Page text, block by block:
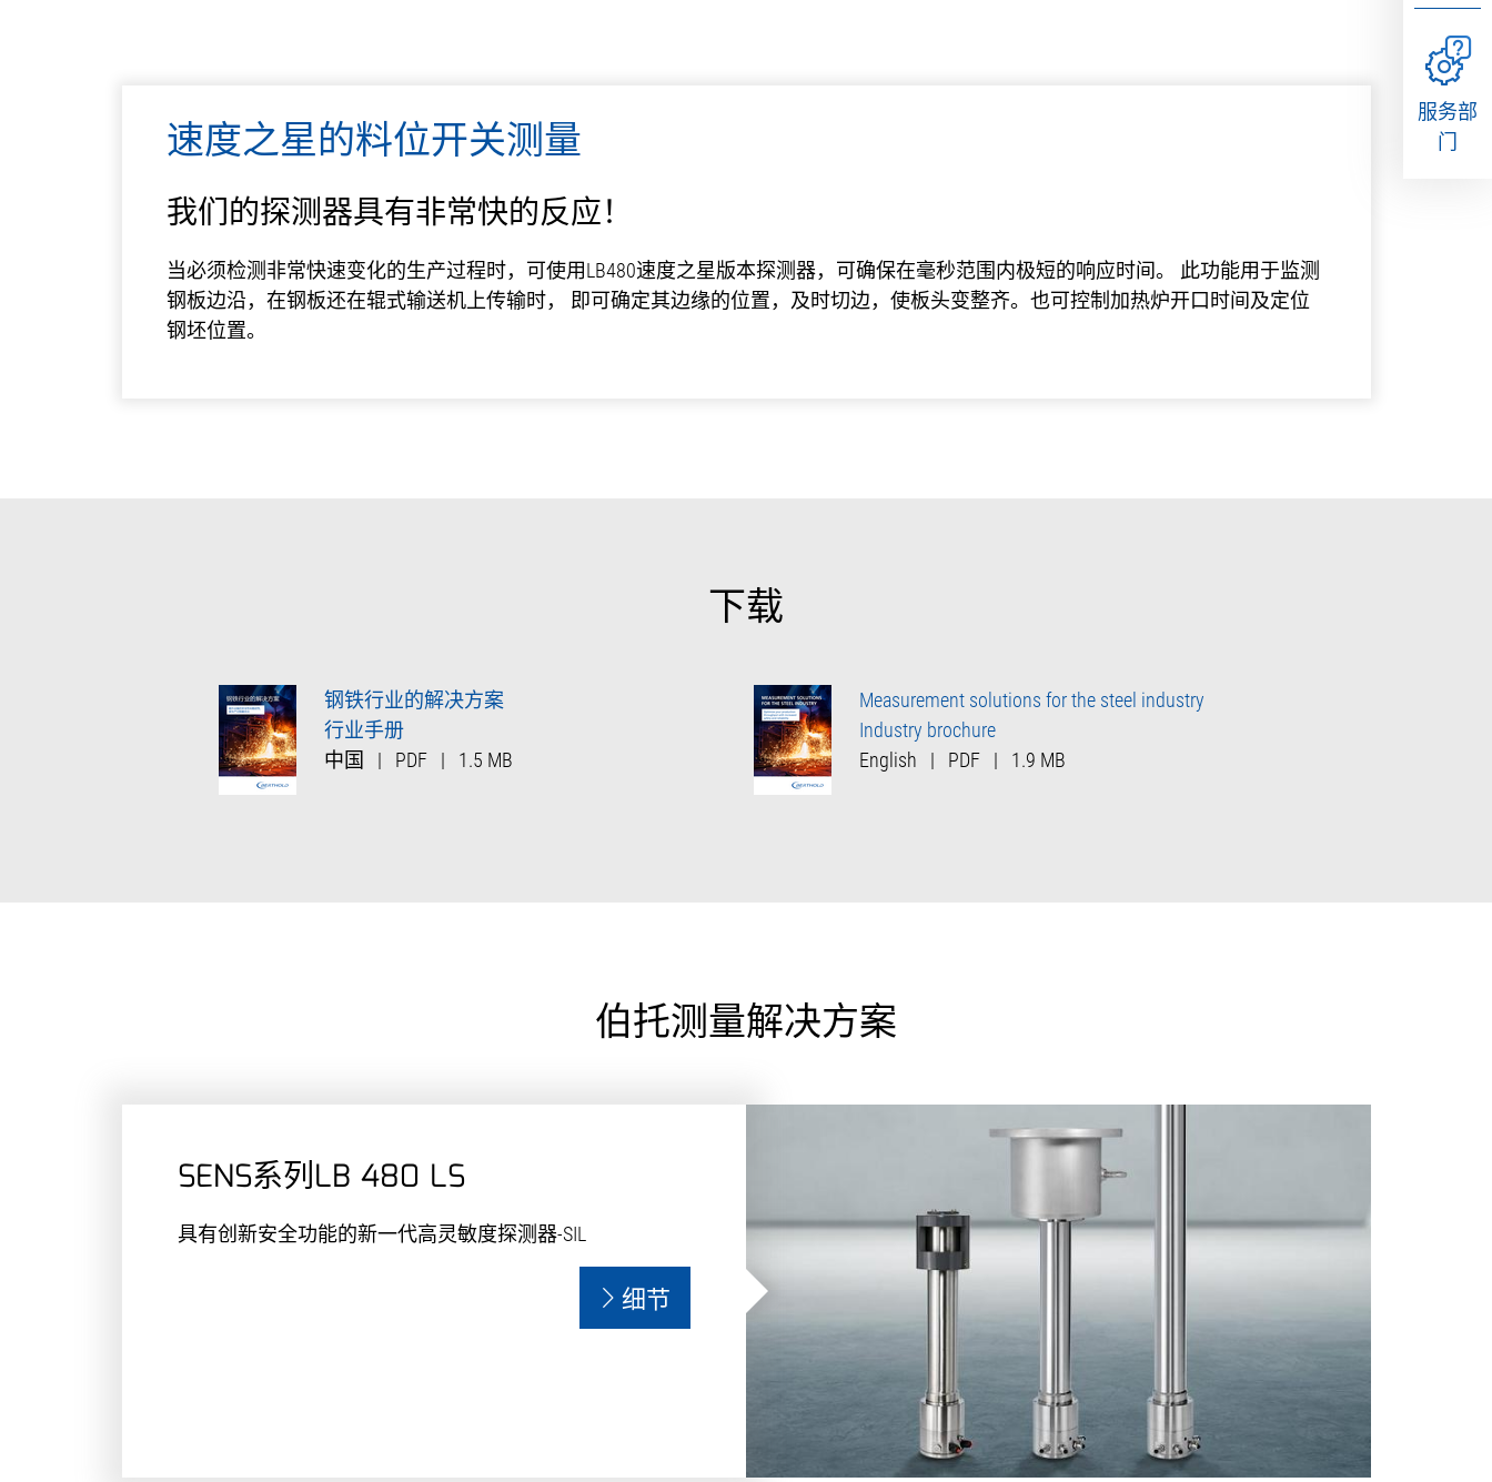
速度之星的料位开关测量
我们的探测器具有非常快的反应！
当必须检测非常快速变化的生产过程时，可使用LB480速度之星版本探测器，可确保在毫秒范围内极短的响应时间。 此功能用于监测
钢板边沿，在钢板还在辊式输送机上传输时， 即可确定其边缘的位置，及时切边，使板头变整齐。也可控制加热炉开口时间及定位
钢坯位置。
下载
钢铁行业的解决方案
行业手册
中国
| PDF | 1.5 MB
Measurement solutions for the steel industry
Industry brochure
English
| PDF | 1.9 MB
伯托测量解决方案
SENS系列LB 480 LS
具有创新安全功能的新一代高灵敏度探测器-SIL
细节
服务部
门